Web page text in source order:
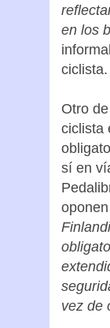
en los
ciclista.
Otro
ciclista
sí en
vez de